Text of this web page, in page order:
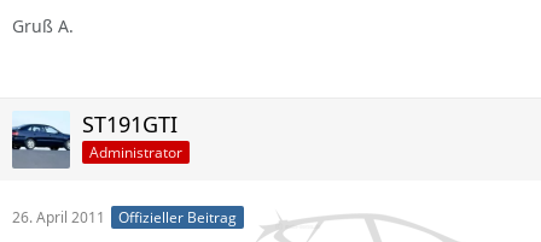
Gruß A.
ST191GTI
Administrator
26. April 2011 Offizieller Beitrag